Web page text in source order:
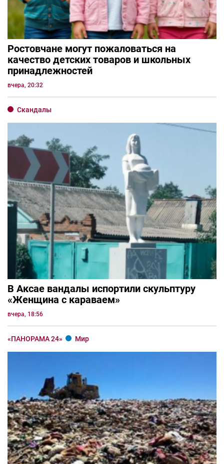
Ростовчане могут пожаловаться на
качество детских товаров и школьных
принадлежностей
вчера, 20:32
Скандалы
В Аксае вандалы испортили скульптуру
«Женщина с караваем»
вчера, 18:56
«ПАНОРАМА 24» Мир